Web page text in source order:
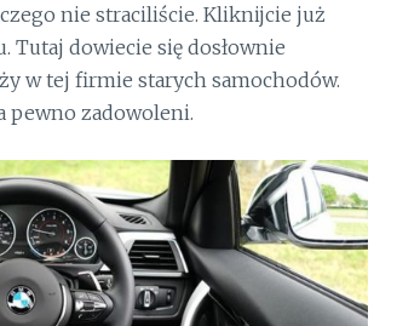
nie straciliście. Kliknijcie już
dowiecie się dosłownie
w tej firmie starych samochodów.
pewno zadowoleni.